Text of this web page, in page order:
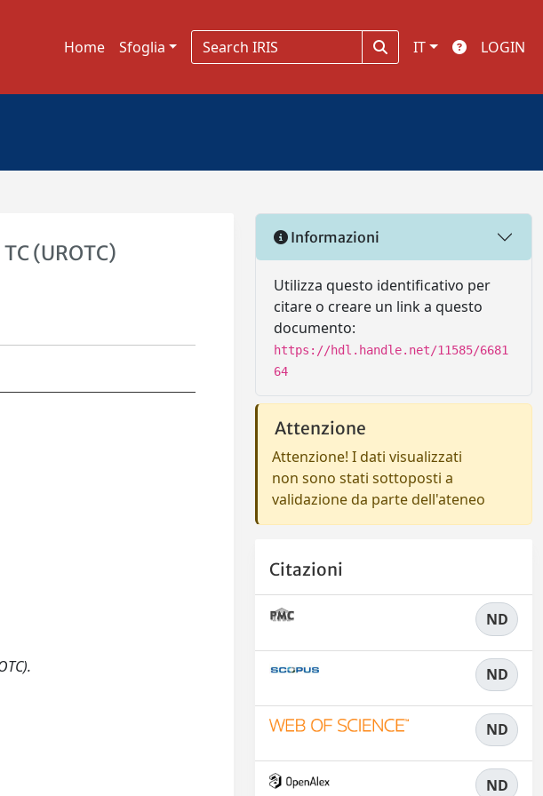
Home Sfoglia IT LOGIN
(UROTC)
Informazioni
Utilizza questo identificativo per
citare o creare un link a questo
documento:
https://hdl.handle.net/11585/6681
64
Attenzione
Attenzione! I dati visualizzati
non sono stati sottoposti a
validazione da parte dell'ateneo
Citazioni
ND
ND
ND
ND